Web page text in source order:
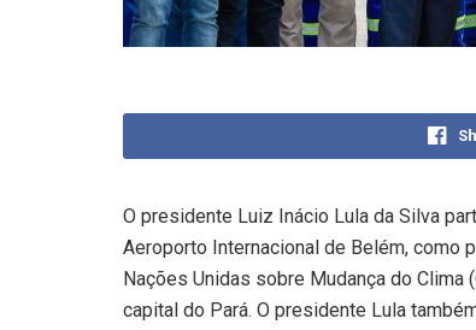
O presidente Luiz Inácio Lula da Silva
Aeroporto Internacional de Belém, como
Nações Unidas sobre Mudança do Clima
capital do Pará. O presidente Lula